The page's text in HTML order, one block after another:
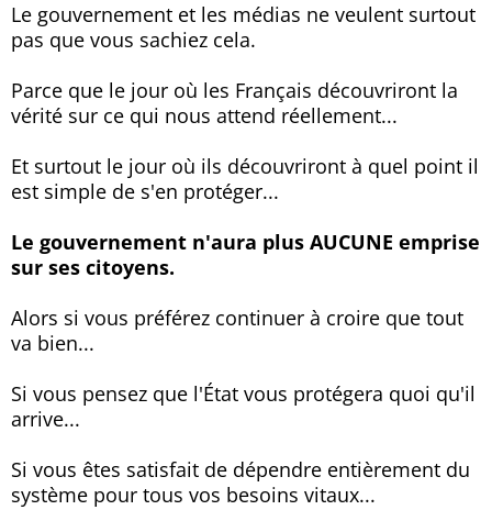
Le gouvernement et les médias ne veulent surtout
pas que vous sachiez cela.
Parce que le jour où les Français découvriront la
vérité sur ce qui nous attend réellement...
Et surtout le jour où ils découvriront à quel point il
est simple de s'en protéger...
Le gouvernement n'aura plus AUCUNE emprise
sur ses citoyens.
Alors si vous préférez continuer à croire que tout
va bien...
Si vous pensez que l'État vous protégera quoi qu'il
arrive...
Si vous êtes satisfait de dépendre entièrement du
système pour tous vos besoins vitaux...